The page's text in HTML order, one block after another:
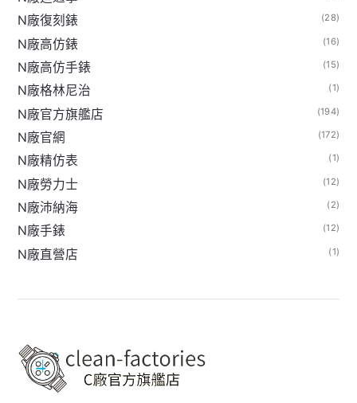
N廠復刻錶 (28)
N廠高仿錶 (16)
N廠高仿手錶 (15)
N廠格林尼治 (1)
N廠官方旗艦店 (194)
N廠官網 (172)
N廠精仿表 (1)
N廠勞力士 (12)
N廠沛納海 (2)
N廠手錶 (12)
N廠直營店 (1)